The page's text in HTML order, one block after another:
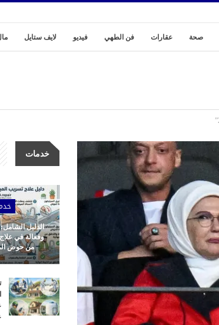
صحة عقارات فن الطهي فيديو لايف ستايل
خدمات
الدليل
وفعالة في
من حوض